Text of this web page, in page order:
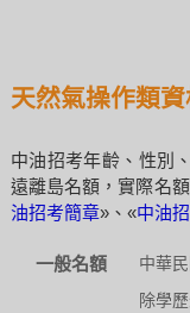
天然氣操作類
中油招考年齡、性別
遠離島名額，實際名
油招考簡章»、«中油
一般名額 中華
除學